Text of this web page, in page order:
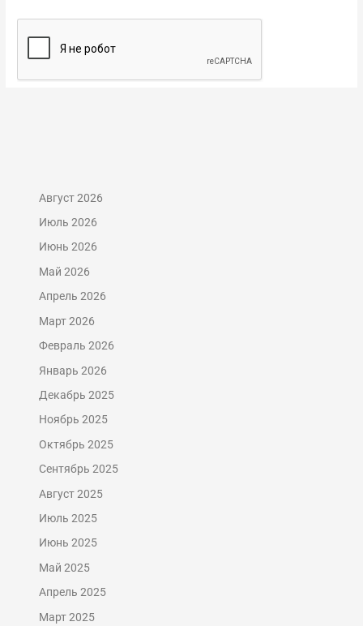
Август 2026
Июль 2026
Июнь 2026
Май 2026
Апрель 2026
Март 2026
Февраль 2026
Январь 2026
Декабрь 2025
Ноябрь 2025
Октябрь 2025
Сентябрь 2025
Август 2025
Июль 2025
Июнь 2025
Май 2025
Апрель 2025
Март 2025